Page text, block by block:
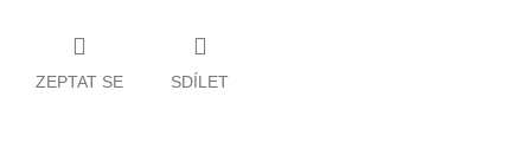
ZEPTAT SE SDÍLET